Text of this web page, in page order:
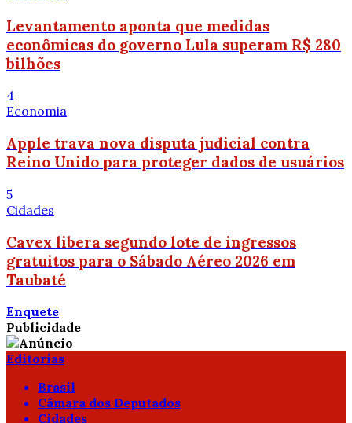
Levantamento aponta que medidas
econômicas do governo Lula superam R$ 280
bilhões
4
Economia
Apple trava nova disputa judicial contra
Reino Unido para proteger dados de usuários
5
Cidades
Cavex libera segundo lote de ingressos
gratuitos para o Sábado Aéreo 2026 em
Taubaté
Enquete
Publicidade
Editorias
Brasil
Câmara dos Deputados
Cidades